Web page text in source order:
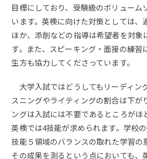
目標にしており、受験級のボリューム
います。英検に向けた対策としては、
ほか、添削などの指導は希望者を対象
す。また、スピーキング・面接の練習
生方も協力してくださっています。
大学入試ではどうしてもリーディン
スニングやライティングの割合は下が
ングは入試には不要であるところがほ
英検では4技能が求められます。学校
技能５領域のバランスの取れた学習の
その成果を測るという点においても、